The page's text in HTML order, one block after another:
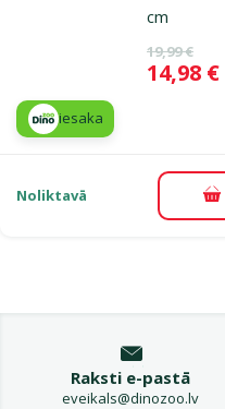
cm
Oriģinālā
19,99 €
Cena
14,98 €
iesaka
Noliktavā
Raksti e-pastā
eveikals@dinozoo.lv